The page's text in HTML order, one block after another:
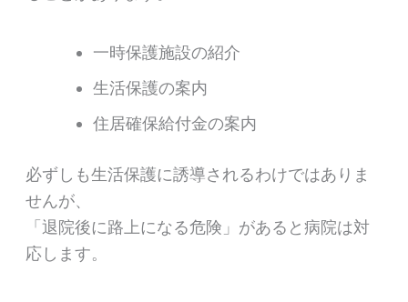
一時保護施設の紹介
生活保護の案内
住居確保給付金の案内
必ずしも生活保護に誘導されるわけではありま
せんが、
「退院後に路上になる危険」があると病院は対
応します。